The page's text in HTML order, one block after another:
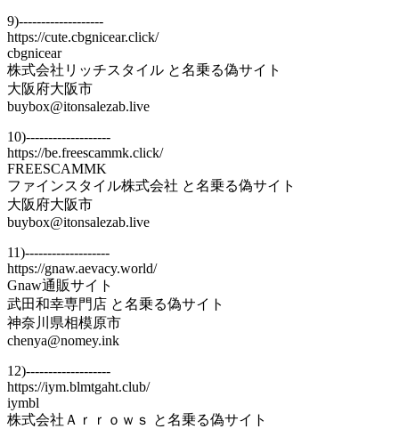
9)-------------------
https://cute.cbgnicear.click/
cbgnicear
株式会社リッチスタイル と名乗る偽サイト
大阪府大阪市
buybox@itonsalezab.live
10)-------------------
https://be.freescammk.click/
FREESCAMMK
ファインスタイル株式会社 と名乗る偽サイト
大阪府大阪市
buybox@itonsalezab.live
11)-------------------
https://gnaw.aevacy.world/
Gnaw通販サイト
武田和幸専門店 と名乗る偽サイト
神奈川県相模原市
chenya@nomey.ink
12)-------------------
https://iym.blmtgaht.club/
iymbl
株式会社Ａｒｒｏｗｓ と名乗る偽サイト